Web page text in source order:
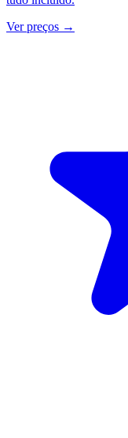
Ver preços →